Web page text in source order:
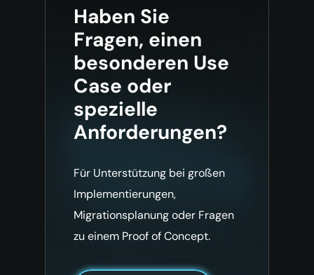
Haben Sie
Fragen, einen
besonderen Use
Case oder
spezielle
Anforderungen?
Für Unterstützung bei großen
Implementierungen,
Migrationsplanung oder Fragen
zu einem Proof of Concept.